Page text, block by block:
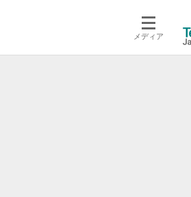
メディア
クラウド